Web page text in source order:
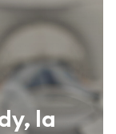
la